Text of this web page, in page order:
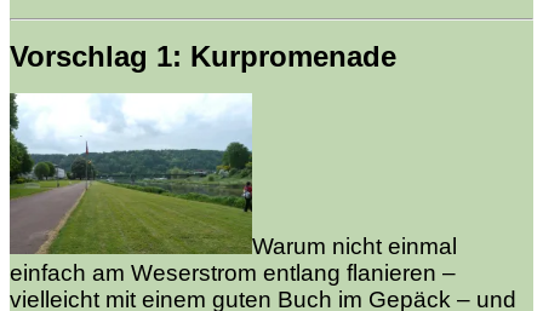
Vorschlag 1: Kurpromenade
Warum nicht einmal
einfach am Weserstrom entlang flanieren –
vielleicht mit einem guten Buch im Gepäck – und